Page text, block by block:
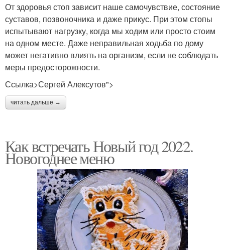
От здоровья стоп зависит наше самочувствие, состояние
суставов, позвоночника и даже прикус. При этом стопы
испытывают нагрузку, когда мы ходим или просто стоим
на одном месте. Даже неправильная ходьба по дому
может негативно влиять на организм, если не соблюдать
меры предосторожности.
Ссылка>Сергей Алексутов">
читать дальше →
Как встречать Новый год 2022.
Новогоднее меню